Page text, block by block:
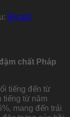
Ricard
chất Pháp
tiếng đến từ
tiếng từ năm
mang đến trải